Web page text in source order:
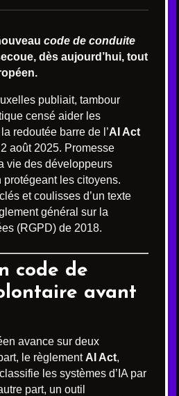
code de conduite
dès aujourd’hui, tout
publiait, tambour
censé aider les
redoutée barre de l’AI Act
août 2025. Promesse
vie des développeurs
protégeant les citoyens.
et coulisses d’un texte
général sur la
(RGPD) de 2018.
code de
avant
avance sur deux
le règlement AI Act,
les systèmes d’IA par
part, un outil